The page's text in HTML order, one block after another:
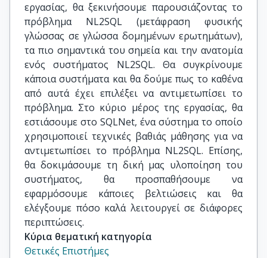
εργασίας, θα ξεκινήσουμε παρουσιάζοντας το
πρόβλημα NL2SQL (μετάφραση φυσικής
γλώσσας σε γλώσσα δομημένων ερωτημάτων),
τα πιο σημαντικά του σημεία και την ανατομία
ενός συστήματος NL2SQL. Θα συγκρίνουμε
κάποια συστήματα και θα δούμε πως το καθένα
από αυτά έχει επιλέξει να αντιμετωπίσει το
πρόβλημα. Στο κύριο μέρος της εργασίας, θα
εστιάσουμε στο SQLNet, ένα σύστημα το οποίο
χρησιμοποιεί τεχνικές βαθιάς μάθησης για να
αντιμετωπίσει το πρόβλημα NL2SQL. Επίσης,
θα δοκιμάσουμε τη δική μας υλοποίηση του
συστήματος, θα προσπαθήσουμε να
εφαρμόσουμε κάποιες βελτιώσεις και θα
ελέγξουμε πόσο καλά λειτουργεί σε διάφορες
περιπτώσεις.
Κύρια θεματική κατηγορία
Θετικές Επιστήμες